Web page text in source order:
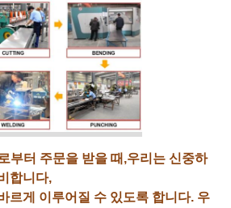
부터 주문을 받을 때,우리는 신중하
합니다,
르게 이루어질 수 있도록 합니다. 우